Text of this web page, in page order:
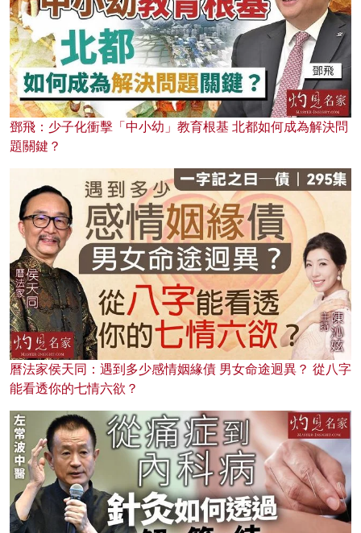
鄧飛：少子化衝擊「中小幼」教育根基 北都如何成為解決問
題關鍵？
曆法家侯天同：遇到多少感情姻緣債 男女命途迥異？ 從八字
能看透你的七情六欲？